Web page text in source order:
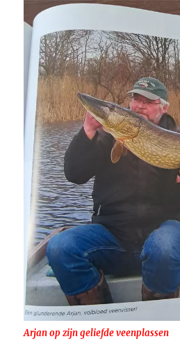
Arjan op zijn geliefde veenplassen